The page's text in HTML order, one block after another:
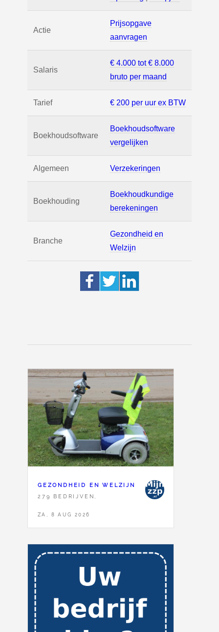
Actie
Prijsopgave
aanvragen
Salaris
€ 4.000 tot € 8.000
bruto per maand
Tarief € 200 per uur ex BTW
Boekhoudsoftware
Boekhoudsoftware
vergelijken
Algemeen Verzekeringen
Boekhouding
Boekhoudkundige
berekeningen
Branche
Gezondheid en
Welzijn
GEZONDHEID EN WELZIJN
279 BEDRIJVEN,
ZA, 8 AUG 2026